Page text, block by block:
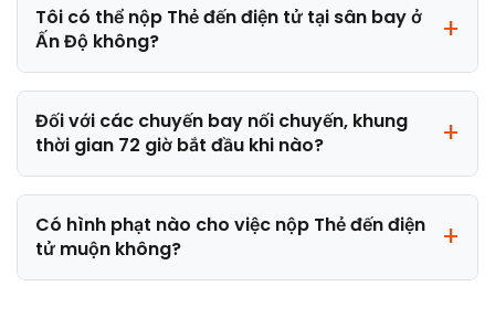
Tôi có thể nộp Thẻ đến điện tử tại sân bay ở
Ấn Độ không?
Đối với các chuyến bay nối chuyến, khung
thời gian 72 giờ bắt đầu khi nào?
Có hình phạt nào cho việc nộp Thẻ đến điện
tử muộn không?